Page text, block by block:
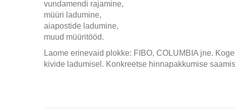
vundamendi rajamine,
müüri ladumine,
aiapostide ladumine,
muud müüritööd.
Laome erinevaid plokke: FIBO, COLUMBIA jne.
kivide ladumisel. Konkreetse hinnapakkumise